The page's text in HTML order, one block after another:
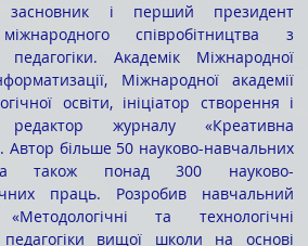
засновник і перший президент
співробітництва з
педагогіки. Академік Міжнародної
Міжнародної академії
освіти, ініціатор створення і
редактор журналу «Креативна
Автор більше 50 науково-навчальних
також понад 300 науково-
праць. Розробив навчальний
та технологічні
вищої школи на основі